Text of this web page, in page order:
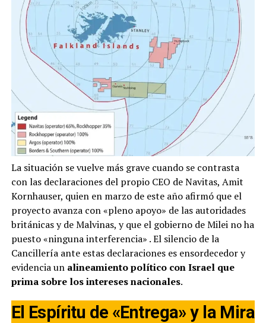
La situación se vuelve más grave cuando se contrasta
con las declaraciones del propio CEO de Navitas, Amit
Kornhauser, quien en marzo de este año afirmó que el
proyecto avanza con «pleno apoyo» de las autoridades
británicas y de Malvinas, y que el gobierno de Milei no ha
puesto «ninguna interferencia» . El silencio de la
Cancillería ante estas declaraciones es ensordecedor y
evidencia un alineamiento político con Israel que
prima sobre los intereses nacionales.
El Espíritu de «Entrega» y la Mira